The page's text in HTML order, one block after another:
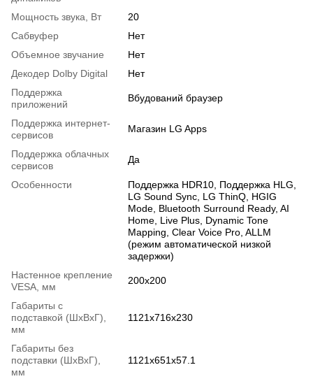
Мощность звука, Вт
20
Сабвуфер
Нет
Объемное звучание
Нет
Декодер Dolby Digital
Нет
Поддержка
приложений
Вбудований браузер
Поддержка интернет-
сервисов
Магазин LG Apps
Поддержка облачных
сервисов
Да
Особенности
Поддержка HDR10, Поддержка HLG,
LG Sound Sync, LG ThinQ, HGIG
Mode, Bluetooth Surround Ready, AI
Home, Live Plus, Dynamic Tone
Mapping, Clear Voice Pro, ALLM
(режим автоматической низкой
задержки)
Настенное крепление
VESA, мм
200х200
Габариты с
подставкой (ШxВxГ),
мм
1121x716x230
Габариты без
подставки (ШxВxГ),
мм
1121x651x57.1